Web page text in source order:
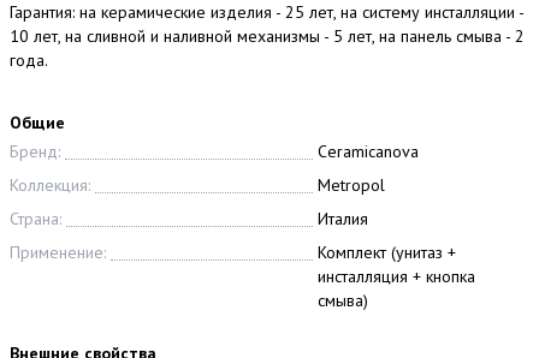
Гарантия: на керамические изделия - 25 лет, на систему инсталляции -
10 лет, на сливной и наливной механизмы - 5 лет, на панель смыва - 2
года.
Общие
Бренд:
Ceramicanova
Коллекция:
Metropol
Страна:
Италия
Применение:
Комплект (унитаз +
инсталляция + кнопка
смыва)